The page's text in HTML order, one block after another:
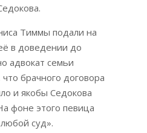
Тиммы подали на
в доведении до
адвокат семьи
что брачного договора
и якобы Седокова
фоне этого певица
суд».